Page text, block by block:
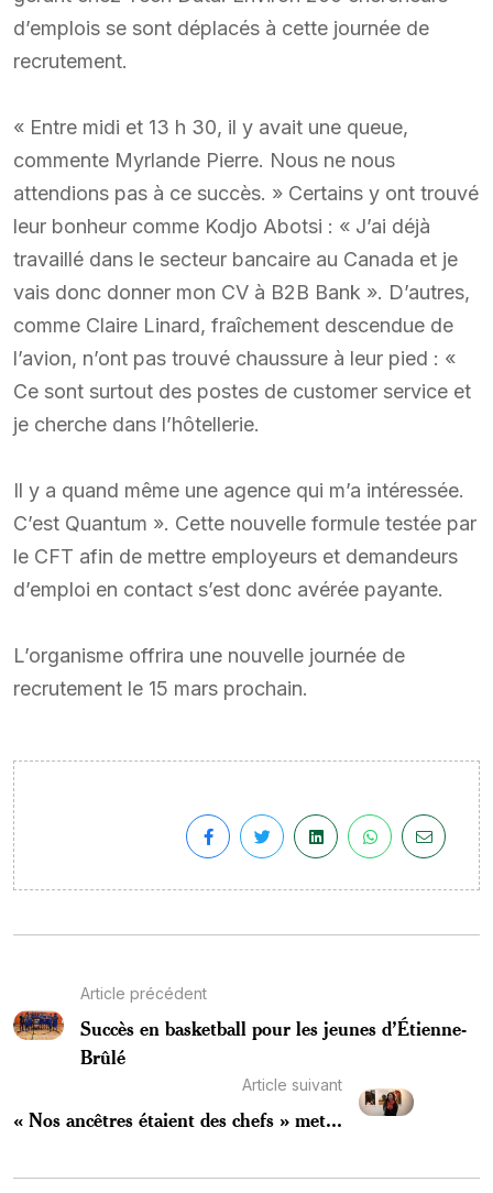
d’emplois se sont déplacés à cette journée de
recrutement.
« Entre midi et 13 h 30, il y avait une queue,
commente Myrlande Pierre. Nous ne nous
attendions pas à ce succès. » Certains y ont trouvé
leur bonheur comme Kodjo Abotsi : « J’ai déjà
travaillé dans le secteur bancaire au Canada et je
vais donc donner mon CV à B2B Bank ». D’autres,
comme Claire Linard, fraîchement descendue de
l’avion, n’ont pas trouvé chaussure à leur pied : «
Ce sont surtout des postes de customer service et
je cherche dans l’hôtellerie.
Il y a quand même une agence qui m’a intéressée.
C’est Quantum ». Cette nouvelle formule testée par
le CFT afin de mettre employeurs et demandeurs
d’emploi en contact s’est donc avérée payante.
L’organisme offrira une nouvelle journée de
recrutement le 15 mars prochain.
Article précédent
Succès en basketball pour les jeunes d’Étienne-
Brûlé
Article suivant
« Nos ancêtres étaient des chefs » met...